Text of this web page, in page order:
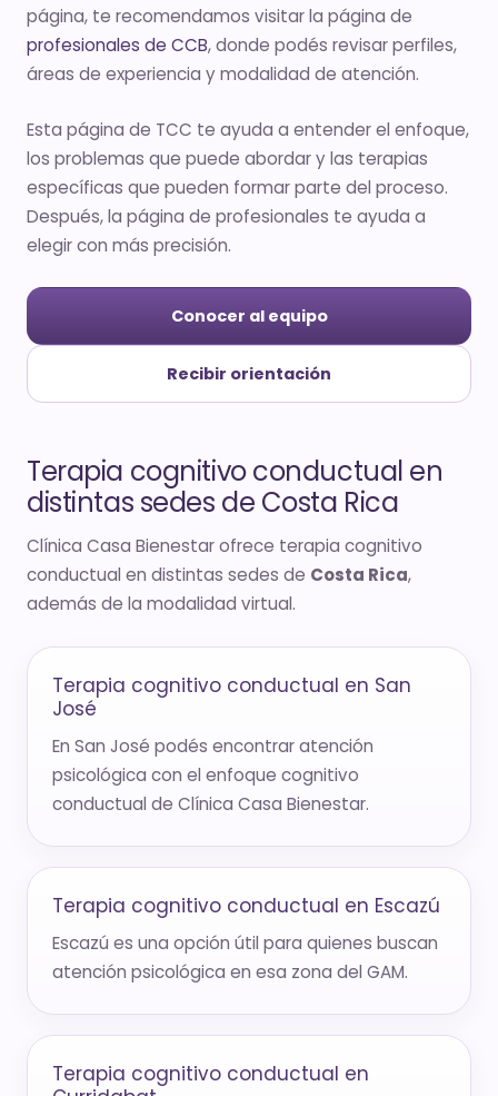
página, te recomendamos visitar la página de
profesionales de CCB, donde podés revisar perfiles,
áreas de experiencia y modalidad de atención.
Esta página de TCC te ayuda a entender el enfoque,
los problemas que puede abordar y las terapias
específicas que pueden formar parte del proceso.
Después, la página de profesionales te ayuda a
elegir con más precisión.
Conocer al equipo
Recibir orientación
Terapia cognitivo conductual en
distintas sedes de Costa Rica
Clínica Casa Bienestar ofrece terapia cognitivo
conductual en distintas sedes de Costa Rica,
además de la modalidad virtual.
Terapia cognitivo conductual en San
José
En San José podés encontrar atención
psicológica con el enfoque cognitivo
conductual de Clínica Casa Bienestar.
Terapia cognitivo conductual en Escazú
Escazú es una opción útil para quienes buscan
atención psicológica en esa zona del GAM.
Terapia cognitivo conductual en